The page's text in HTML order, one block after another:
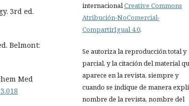
3rd ed.
Belmont:
Med
internacionalCreative Commons
Atribución-NoComercial-
CompartirIgual 4.0.
Se autoriza la reproducción total y
parcial, y la citación del material
aparece en la revista, siempre y
cuando se indique de manera
nombre de la revista, nombre del